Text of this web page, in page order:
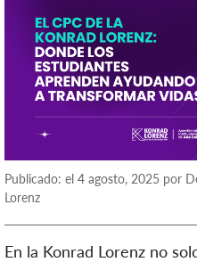
Publicado: el 4 agosto, 2025 por
Lorenz
En la Konrad Lorenz no